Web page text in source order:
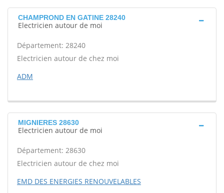
CHAMPROND EN GATINE 28240
Electricien autour de moi
Département: 28240
Electricien autour de chez moi
ADM
MIGNIERES 28630
Electricien autour de moi
Département: 28630
Electricien autour de chez moi
EMD DES ENERGIES RENOUVELABLES